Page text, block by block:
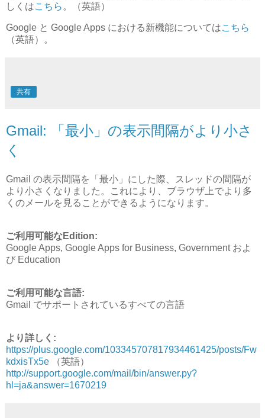
しくはこちら 。（英語）
Google と Google Apps における新機能についてはこちら
（英語）。
共有
Gmail: 「最小」の表示間隔がより小さ
く
Gmail の表示間隔を「最小」にした際、スレッドの間隔が
より小さくなりました。これにより、ブラウザ上でより多
くのメールを見ることができるようになります。
ご利用可能なEdition:
Google Apps, Google Apps for Business, Government およ
び Education
ご利用可能な言語:
Gmail でサポートされているすべての言語
より詳しく:
https://plus.google.com/103345707817934461425/posts/Fw
kdxisTx5e
（英語）
http://support.google.com/mail/bin/answer.py?
hl=ja&answer=1670219